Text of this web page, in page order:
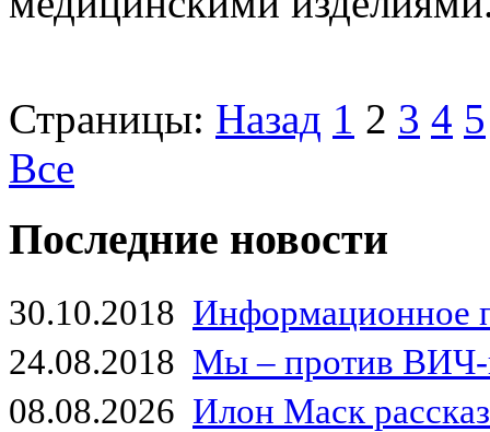
Страницы: Назад 1 2 3 4 5
Все
Последние новости
30.10.2018 Информационное
24.08.2018 Мы – против
08.08.2026 Илон Маск